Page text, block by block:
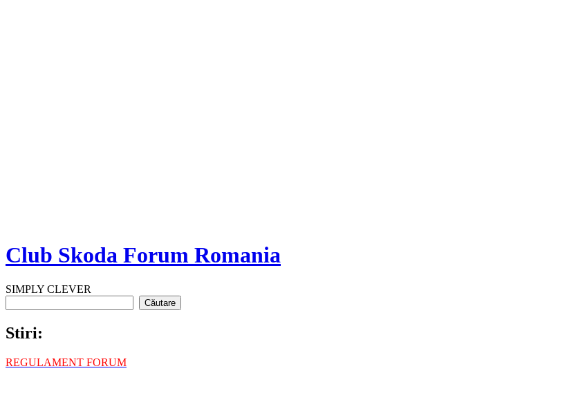
Club Skoda Forum Romania
SIMPLY CLEVER
Stiri:
REGULAMENT FORUM